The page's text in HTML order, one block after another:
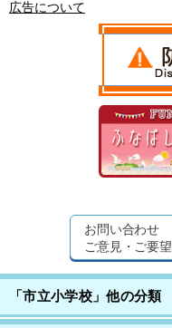
広告について
お問い合わせ
ご意見・ご要望
「市立小学校」他の分類